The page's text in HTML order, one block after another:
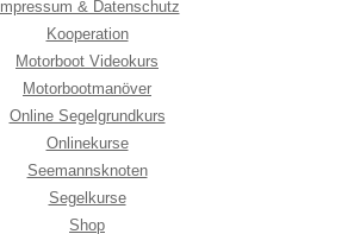
Impressum & Datenschutz
Kooperation
Motorboot Videokurs
Motorbootmanöver
Online Segelgrundkurs
Onlinekurse
Seemannsknoten
Segelkurse
Shop